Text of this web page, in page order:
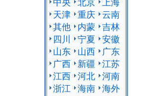
天津 重庆 云南
其他 内蒙 吉林
四川
宁夏 安徽
山东 山西
广东
广西 新疆 江苏
江西 河北 河南
浙江 海南 海外